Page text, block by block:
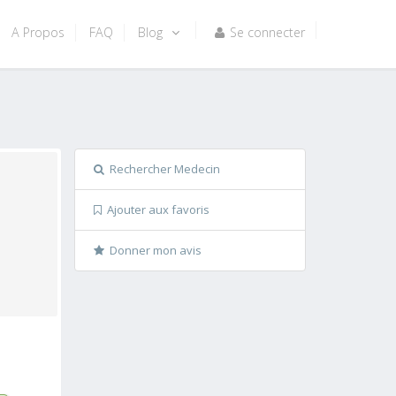
A Propos FAQ Blog Se connecter
Rechercher Medecin
Ajouter aux favoris
Donner mon avis